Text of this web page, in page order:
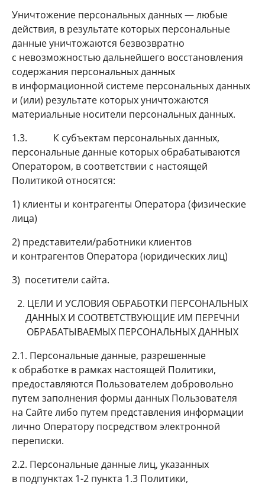
Уничтожение персональных данных — любые
действия, в результате которых персональные
данные уничтожаются безвозвратно
с невозможностью дальнейшего восстановления
содержания персональных данных
в информационной системе персональных данных
и (или) результате которых уничтожаются
материальные носители персональных данных.
1.3. К субъектам персональных данных,
персональные данные которых обрабатываются
Оператором, в соответствии с настоящей
Политикой относятся:
1) клиенты и контрагенты Оператора (физические
лица)
2) представители/работники клиентов
и контрагентов Оператора (юридических лиц)
3) посетители сайта.
2. ЦЕЛИ И УСЛОВИЯ ОБРАБОТКИ ПЕРСОНАЛЬНЫХ
ДАННЫХ И СООТВЕТСТВУЮЩИЕ ИМ ПЕРЕЧНИ
ОБРАБАТЫВАЕМЫХ ПЕРСОНАЛЬНЫХ ДАННЫХ
2.1. Персональные данные, разрешенные
к обработке в рамках настоящей Политики,
предоставляются Пользователем добровольно
путем заполнения формы данных Пользователя
на Сайте либо путем представления информации
лично Оператору посредством электронной
переписки.
2.2. Персональные данные лиц, указанных
в подпунктах 1-2 пункта 1.3 Политики,